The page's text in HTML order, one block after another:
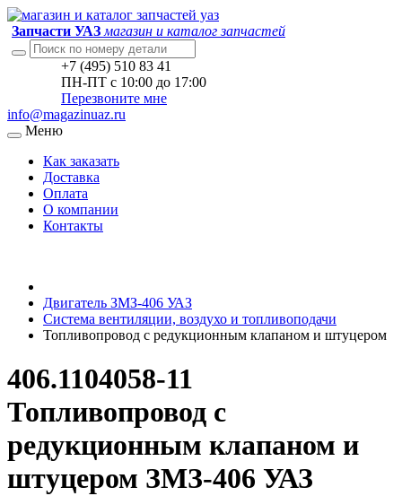
Запчасти УАЗ магазин и каталог запчастей
+7 (495) 510 83 41
ПН-ПТ с 10:00 до 17:00
Перезвоните мне
info@magazinuaz.ru
Меню
Как заказать
Доставка
Оплата
О компании
Контакты
Двигатель ЗМЗ-406 УАЗ
Система вентиляции, воздухо и топливоподачи
Топливопровод с редукционным клапаном и штуцером
406.1104058-11
Топливопровод с
редукционным клапаном и
штуцером ЗМЗ-406 УАЗ